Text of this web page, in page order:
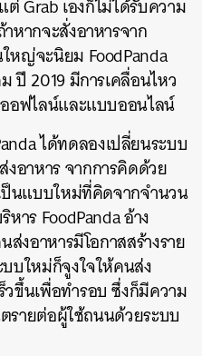
แต่Grabเองก็ไม่ได้รับความ
หากจะสั่งอาหารจาก
ใหญ่จะนิยม FoodPanda
ปี 2019มีการเคลื่อนไหว
อฟไลน์และแบบออนไลน์
ได้ทดลองเปลี่ยนระบบ
อาหารจากการคิดด้วย
ป็นแบบใหม่ที่คิดจากจำนวน
หารFoodPandaอ้าง
งอาหารมีโอกาสสร้างราย
บใหม่ก็จูงใจให้คนส่ง
วขึ้นเพื่อทำรอบซึ่งก็มีความ
รายต่อผู้ใช้ถนนด้วยระบบ